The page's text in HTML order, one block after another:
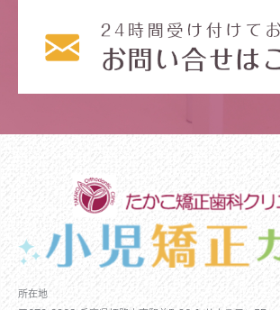
所在地